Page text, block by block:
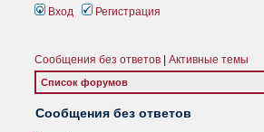
Вход Регистрация
Сообщения без ответов Активные темы
Список форумов
Сообщения без ответов